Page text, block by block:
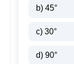
b) 45°
c) 30°
d) 90°